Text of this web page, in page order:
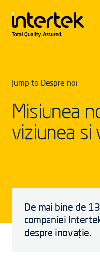
Jump to Despre noi
Misiunea
viziunea si
De mai bine de
companiei
despre inovație.